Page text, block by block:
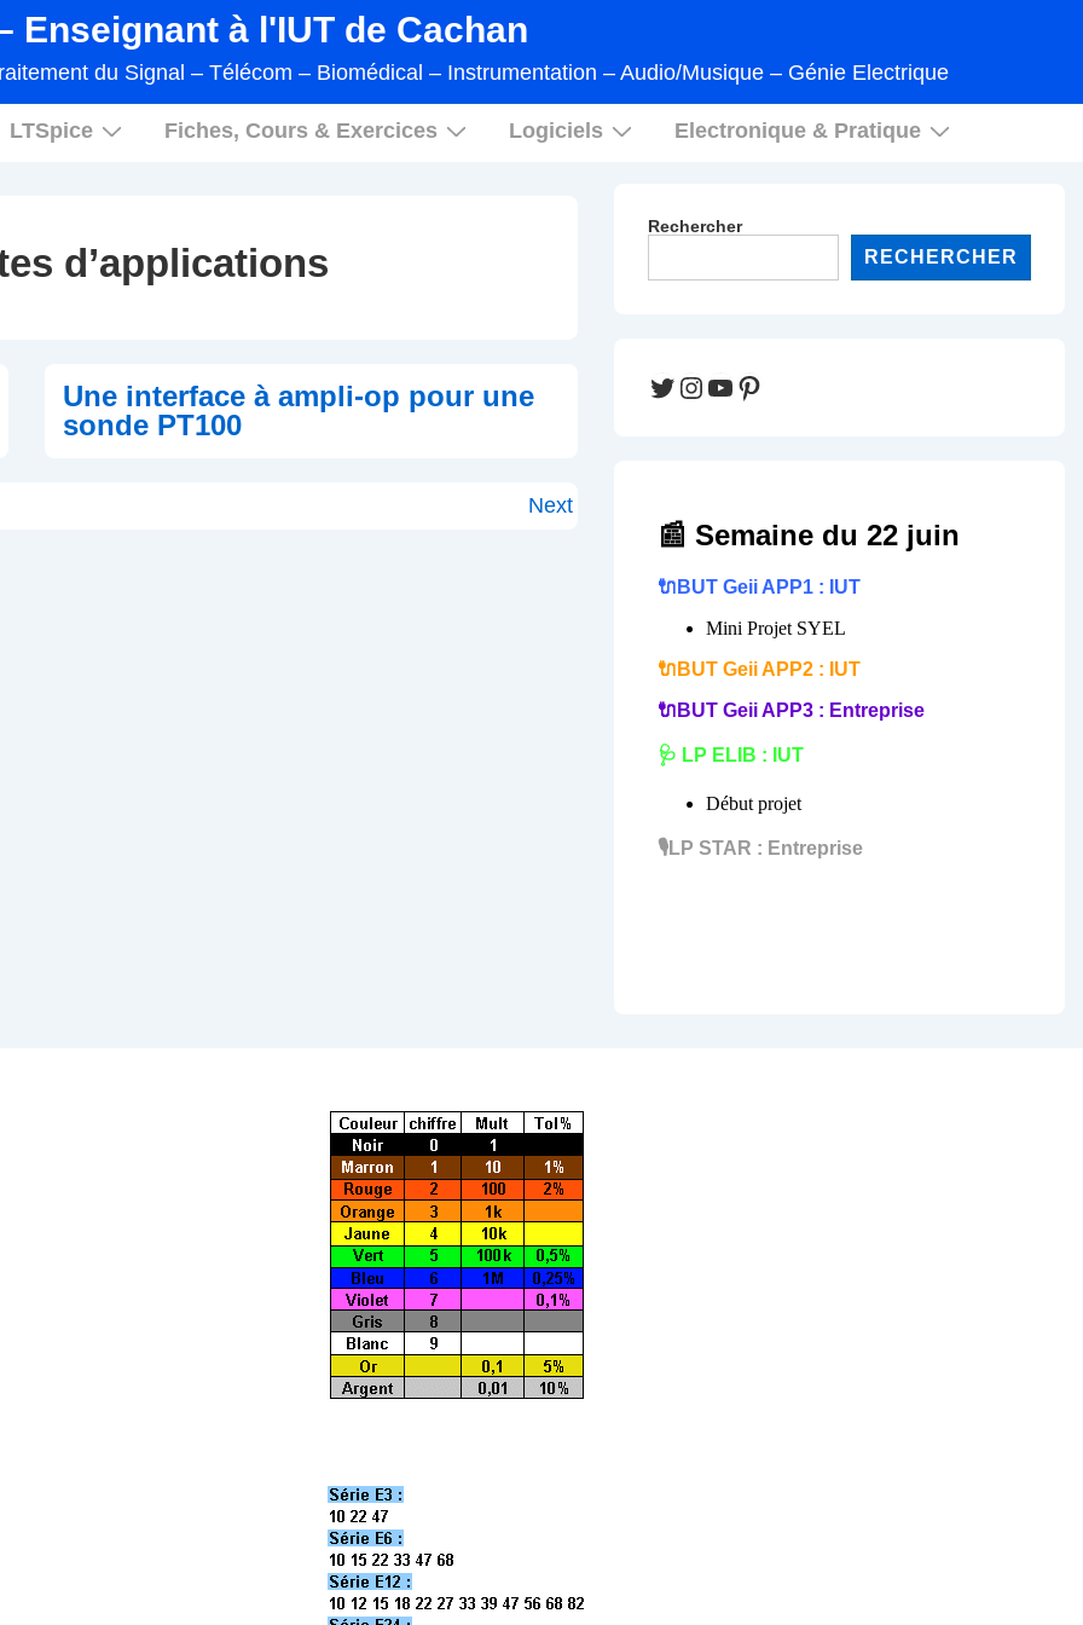
Enseignant à l'IUT de Cachan
du Signal – Télécom – Biomédical – Instrumentation – Audio/Musique – Génie Electrique
LTSpice Fiches, Cours & Exercices Logiciels Electronique & Pratique
d’applications
Une interface à ampli-op pour une
sonde PT100
Next
Rechercher
RECHERCHER
Twitter
Instagram
YouTube
Pinterest